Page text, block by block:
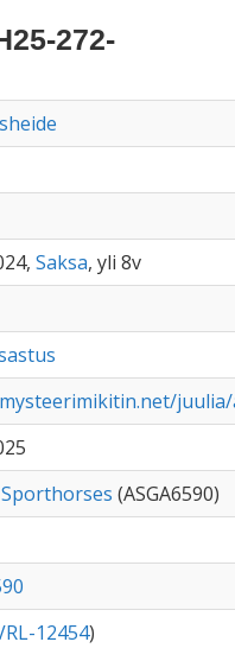
272-
Saksa, yli 8v
(ASGA6590)
12454)